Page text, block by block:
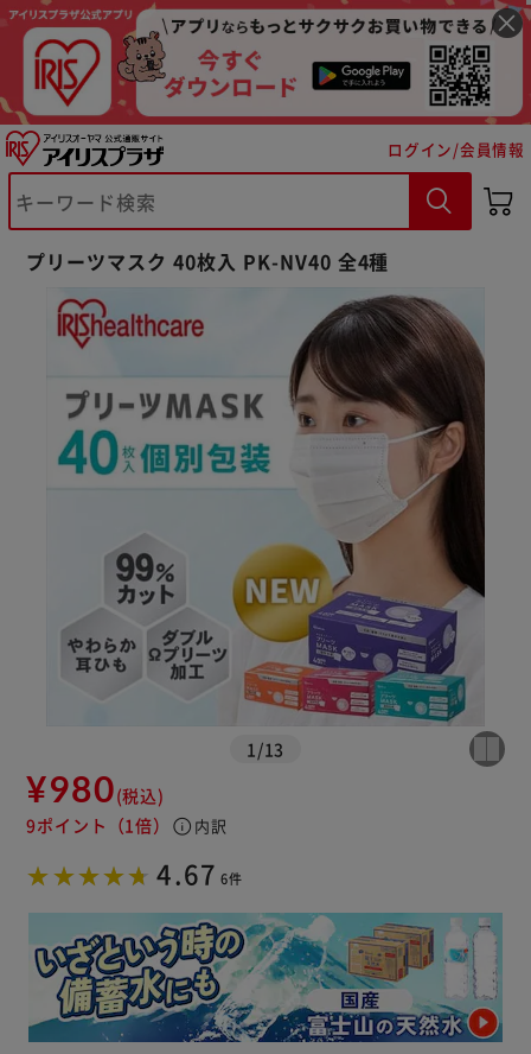
ログイン/会員情報
プリーツマスク 40枚入 PK-NV40 全4種
1 /13
¥980(税込)
9ポイント （1倍） info 内訳
4.67 6件
※ご確認ください
購入手続きへ